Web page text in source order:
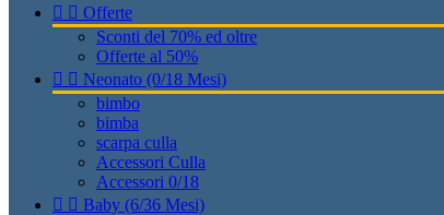
  Offerte
Sconti del 70% ed oltre
Offerte al 50%
  Neonato (0/18 Mesi)
bimbo
bimba
scarpa culla
Accessori Culla
Accessori 0/18
  Baby (6/36 Mesi)